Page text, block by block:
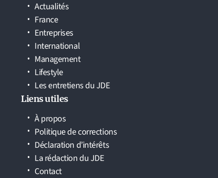
Actualités
France
Entreprises
International
Management
Lifestyle
Les entretiens du JDE
Liens utiles
À propos
Politique de corrections
Déclaration d’intérêts
La rédaction du JDE
Contact